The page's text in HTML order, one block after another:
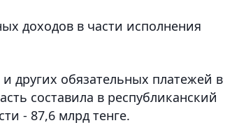
доходов в части исполнения
других обязательных платежей в
составила в республиканский
- 87,6 млрд тенге.